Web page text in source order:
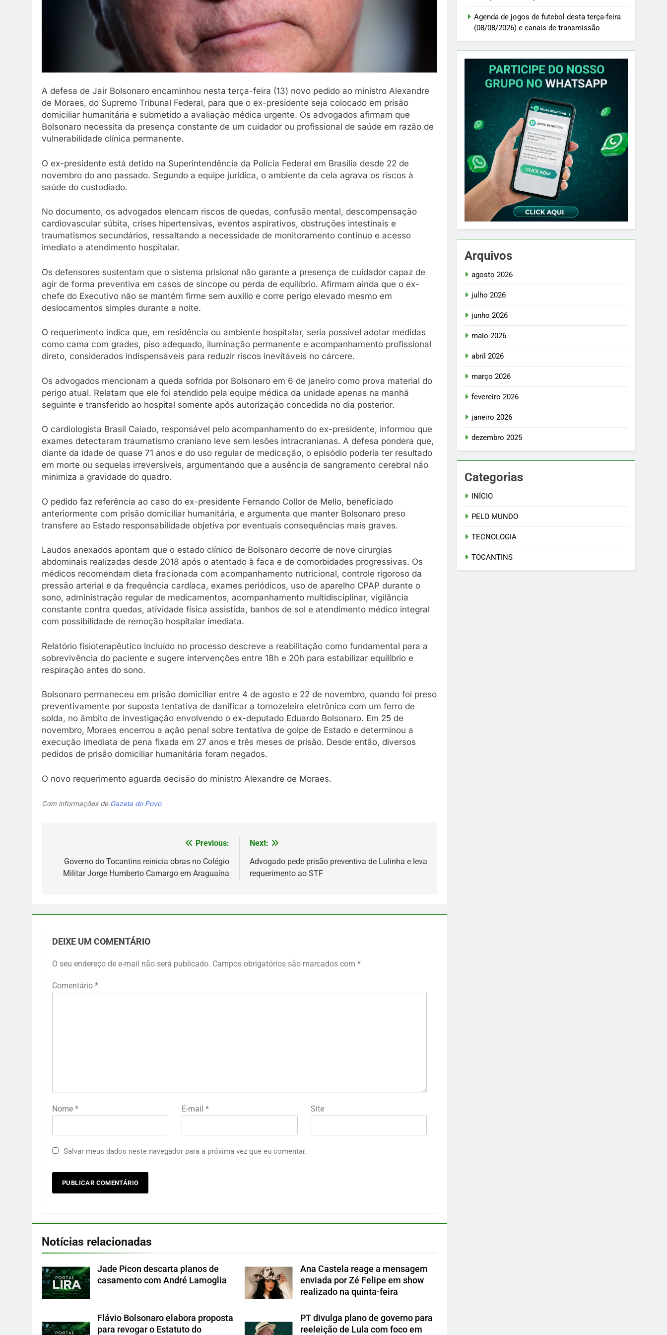
A defesa de Jair Bolsonaro encaminhou nesta terça-feira (13) novo pedido ao ministro Alexandre
de Moraes, do Supremo Tribunal Federal, para que o ex-presidente seja colocado em prisão
domiciliar humanitária e submetido a avaliação médica urgente. Os advogados afirmam que
Bolsonaro necessita da presença constante de um cuidador ou profissional de saúde em razão de
vulnerabilidade clínica permanente.
O ex-presidente está detido na Superintendência da Polícia Federal em Brasília desde 22 de
novembro do ano passado. Segundo a equipe jurídica, o ambiente da cela agrava os riscos à
saúde do custodiado.
No documento, os advogados elencam riscos de quedas, confusão mental, descompensação
cardiovascular súbita, crises hipertensivas, eventos aspirativos, obstruções intestinais e
traumatismos secundários, ressaltando a necessidade de monitoramento contínuo e acesso
imediato a atendimento hospitalar.
Os defensores sustentam que o sistema prisional não garante a presença de cuidador capaz de
agir de forma preventiva em casos de síncope ou perda de equilíbrio. Afirmam ainda que o ex-
chefe do Executivo não se mantém firme sem auxílio e corre perigo elevado mesmo em
deslocamentos simples durante a noite.
O requerimento indica que, em residência ou ambiente hospitalar, seria possível adotar medidas
como cama com grades, piso adequado, iluminação permanente e acompanhamento profissional
direto, considerados indispensáveis para reduzir riscos inevitáveis no cárcere.
Os advogados mencionam a queda sofrida por Bolsonaro em 6 de janeiro como prova material do
perigo atual. Relatam que ele foi atendido pela equipe médica da unidade apenas na manhã
seguinte e transferido ao hospital somente após autorização concedida no dia posterior.
O cardiologista Brasil Caiado, responsável pelo acompanhamento do ex-presidente, informou que
exames detectaram traumatismo craniano leve sem lesões intracranianas. A defesa pondera que,
diante da idade de quase 71 anos e do uso regular de medicação, o episódio poderia ter resultado
em morte ou sequelas irreversíveis, argumentando que a ausência de sangramento cerebral não
minimiza a gravidade do quadro.
O pedido faz referência ao caso do ex-presidente Fernando Collor de Mello, beneficiado
anteriormente com prisão domiciliar humanitária, e argumenta que manter Bolsonaro preso
transfere ao Estado responsabilidade objetiva por eventuais consequências mais graves.
Laudos anexados apontam que o estado clínico de Bolsonaro decorre de nove cirurgias
abdominais realizadas desde 2018 após o atentado à faca e de comorbidades progressivas. Os
médicos recomendam dieta fracionada com acompanhamento nutricional, controle rigoroso da
pressão arterial e da frequência cardíaca, exames periódicos, uso de aparelho CPAP durante o
sono, administração regular de medicamentos, acompanhamento multidisciplinar, vigilância
constante contra quedas, atividade física assistida, banhos de sol e atendimento médico integral
com possibilidade de remoção hospitalar imediata.
Relatório fisioterapêutico incluído no processo descreve a reabilitação como fundamental para a
sobrevivência do paciente e sugere intervenções entre 18h e 20h para estabilizar equilíbrio e
respiração antes do sono.
Bolsonaro permaneceu em prisão domiciliar entre 4 de agosto e 22 de novembro, quando foi preso
preventivamente por suposta tentativa de danificar a tornozeleira eletrônica com um ferro de
solda, no âmbito de investigação envolvendo o ex-deputado Eduardo Bolsonaro. Em 25 de
novembro, Moraes encerrou a ação penal sobre tentativa de golpe de Estado e determinou a
execução imediata de pena fixada em 27 anos e três meses de prisão. Desde então, diversos
pedidos de prisão domiciliar humanitária foram negados.
O novo requerimento aguarda decisão do ministro Alexandre de Moraes.
Com informações de Gazeta do Povo
Previous:
Governo do Tocantins reinicia obras no Colégio
Militar Jorge Humberto Camargo em Araguaína
Next:
Advogado pede prisão preventiva de Lulinha e leva
requerimento ao STF
DEIXE UM COMENTÁRIO
O seu endereço de e-mail não será publicado. Campos obrigatórios são marcados com *
Comentário *
Nome * E-mail * Site
Salvar meus dados neste navegador para a próxima vez que eu comentar.
Notícias relacionadas
Jade Picon descarta planos de
casamento com André Lamoglia
Ana Castela reage a mensagem
enviada por Zé Felipe em show
realizado na quinta-feira
Flávio Bolsonaro elabora proposta
para revogar o Estatuto do
PT divulga plano de governo para
reeleição de Lula com foco em
Agenda de jogos de futebol desta terça-feira
(08/08/2026) e canais de transmissão
Arquivos
agosto 2026
julho 2026
junho 2026
maio 2026
abril 2026
março 2026
fevereiro 2026
janeiro 2026
dezembro 2025
Categorias
INÍCIO
PELO MUNDO
TECNOLOGIA
TOCANTINS